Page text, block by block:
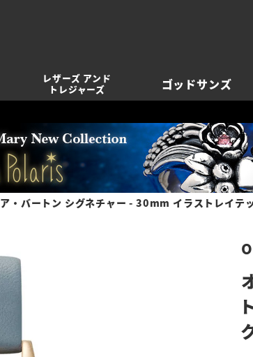
レザーズ アンド
トレジャーズ
ゴッドサンズ
・バートン シグネチャー - 30mm イラストレイテ